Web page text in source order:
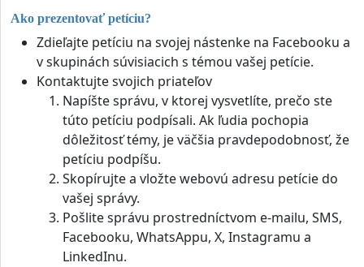
Ako prezentovať petíciu?
Zdieľajte petíciu na svojej nástenke na Facebooku a
v skupinách súvisiacich s témou vašej petície.
Kontaktujte svojich priateľov
Napíšte správu, v ktorej vysvetlíte, prečo ste
túto petíciu podpísali. Ak ľudia pochopia
dôležitosť témy, je väčšia pravdepodobnosť, že
petíciu podpíšu.
Skopírujte a vložte webovú adresu petície do
vašej správy.
Pošlite správu prostredníctvom e-mailu, SMS,
Facebooku, WhatsAppu, X, Instagramu a
LinkedInu.